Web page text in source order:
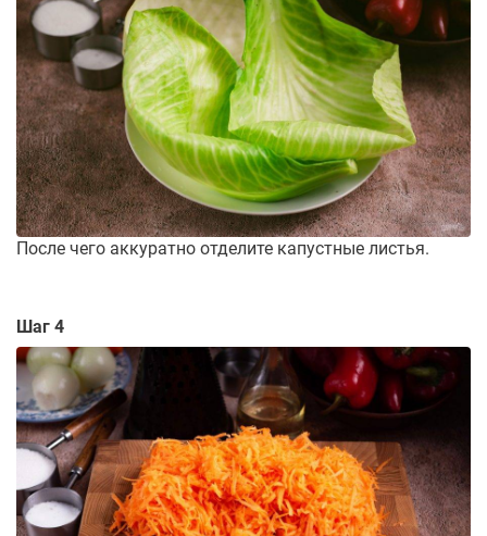
После чего аккуратно отделите капустные листья.
Шаг 4